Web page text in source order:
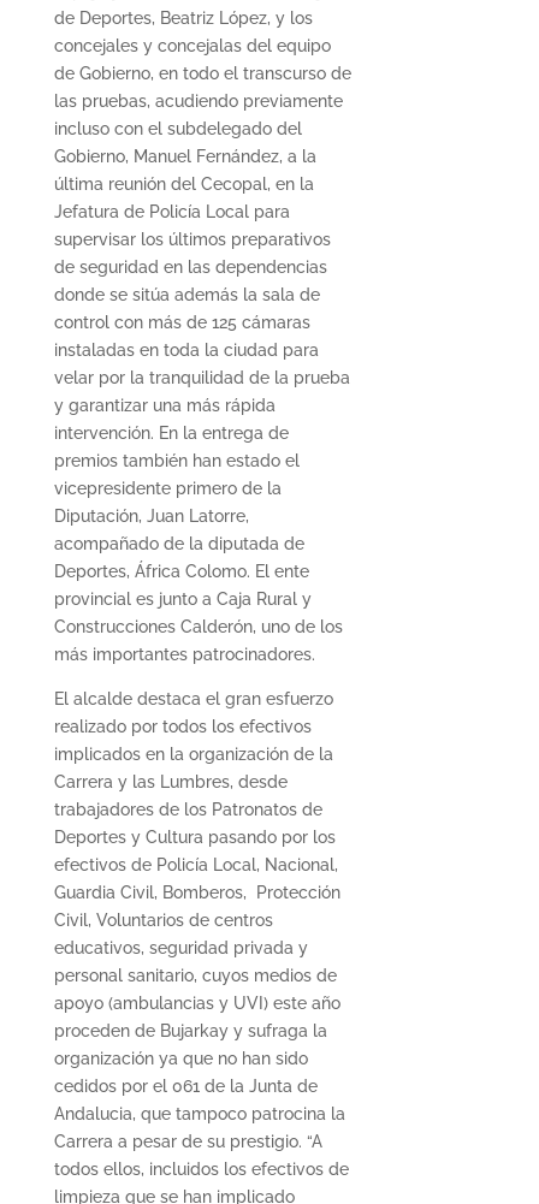
de Deportes, Beatriz López, y los
concejales y concejalas del equipo
de Gobierno, en todo el transcurso de
las pruebas, acudiendo previamente
incluso con el subdelegado del
Gobierno, Manuel Fernández, a la
última reunión del Cecopal, en la
Jefatura de Policía Local para
supervisar los últimos preparativos
de seguridad en las dependencias
donde se sitúa además la sala de
control con más de 125 cámaras
instaladas en toda la ciudad para
velar por la tranquilidad de la prueba
y garantizar una más rápida
intervención. En la entrega de
premios también han estado el
vicepresidente primero de la
Diputación, Juan Latorre,
acompañado de la diputada de
Deportes, África Colomo. El ente
provincial es junto a Caja Rural y
Construcciones Calderón, uno de los
más importantes patrocinadores.
El alcalde destaca el gran esfuerzo
realizado por todos los efectivos
implicados en la organización de la
Carrera y las Lumbres, desde
trabajadores de los Patronatos de
Deportes y Cultura pasando por los
efectivos de Policía Local, Nacional,
Guardia Civil, Bomberos, Protección
Civil, Voluntarios de centros
educativos, seguridad privada y
personal sanitario, cuyos medios de
apoyo (ambulancias y UVI) este año
proceden de Bujarkay y sufraga la
organización ya que no han sido
cedidos por el 061 de la Junta de
Andalucia, que tampoco patrocina la
Carrera a pesar de su prestigio. “A
todos ellos, incluidos los efectivos de
limpieza que se han implicado